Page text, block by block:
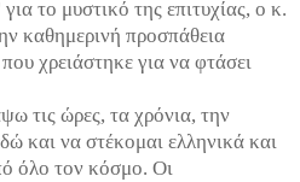
το μυστικό της επιτυχίας, ο κ.
καθημερινή προσπάθεια
χρειάστηκε για να φτάσει
τις ώρες, τα χρόνια, την
και να στέκομαι ελληνικά και
όλο τον κόσμο. Οι